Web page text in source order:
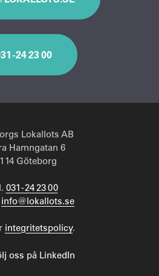
- 24 23 00
Lokallots AB
Hamngatan 6
14 Göteborg
031 - 24 23 00
info@lokallots.se
integritetspolicy.
oss på LinkedIn